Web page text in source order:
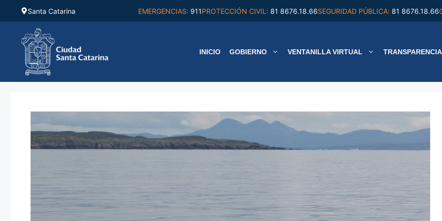
Saltar
contenido
Santa Catarina EMERGENCIAS: 911PROTECCIÓN CIVIL: 81 8676.18.66SEGURIDAD PÚBLICA: 81 8676.18.66
INICIO GOBIERNO VENTANILLA VIRTUAL TRANSPARENCIA